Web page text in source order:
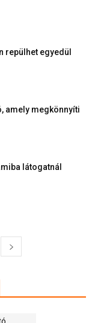
repülhet egyedül
amely megkönnyíti
látogatnál